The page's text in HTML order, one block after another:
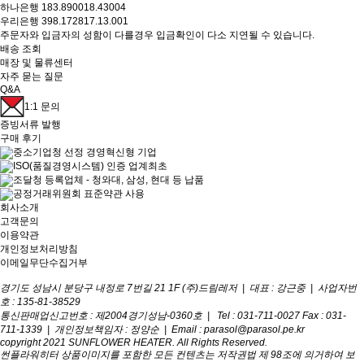
하나은행 183.890018.43004
우리은행 398.172817.13.001
주문자와 입금자의 성함이 다를경우 입금확인이 다소 지연될 수 있습니다.
배송 조회
매장 및 물류센터
자주 묻는 질문
Q&A
1:1 문의
증빙서류 발행
구매 후기
중소기업청 선정 경영혁신형 기업
ISO(품질경영시스템) 인증 업계최초
조달청 등록업체 - 청와대, 삼성, 현대 등 납품
공정거래위원회 표준약관 사용
회사소개
고객문의
이용약관
개인정보처리방침
이메일무단수집거부
경기도 성남시 분당구 내정로 7번길 21 1F (주)드림레저 | 대표 : 강근중| 사업자번
호 : 135-81-38529
통신판매업신고번호 : 제2004경기성남-0360호| Tel : 031-711-0027 Fax : 031-
711-1339
개인정보책임자 : 정양순
Email : parasol@parasol.pe.kr
copyright 2021 SUNFLOWER HEATER. All Rights Reserved.
썬플라워히터 상품이미지를 포함한 모든 컨텐츠는 저작권법 제 98조에 의거하여 보